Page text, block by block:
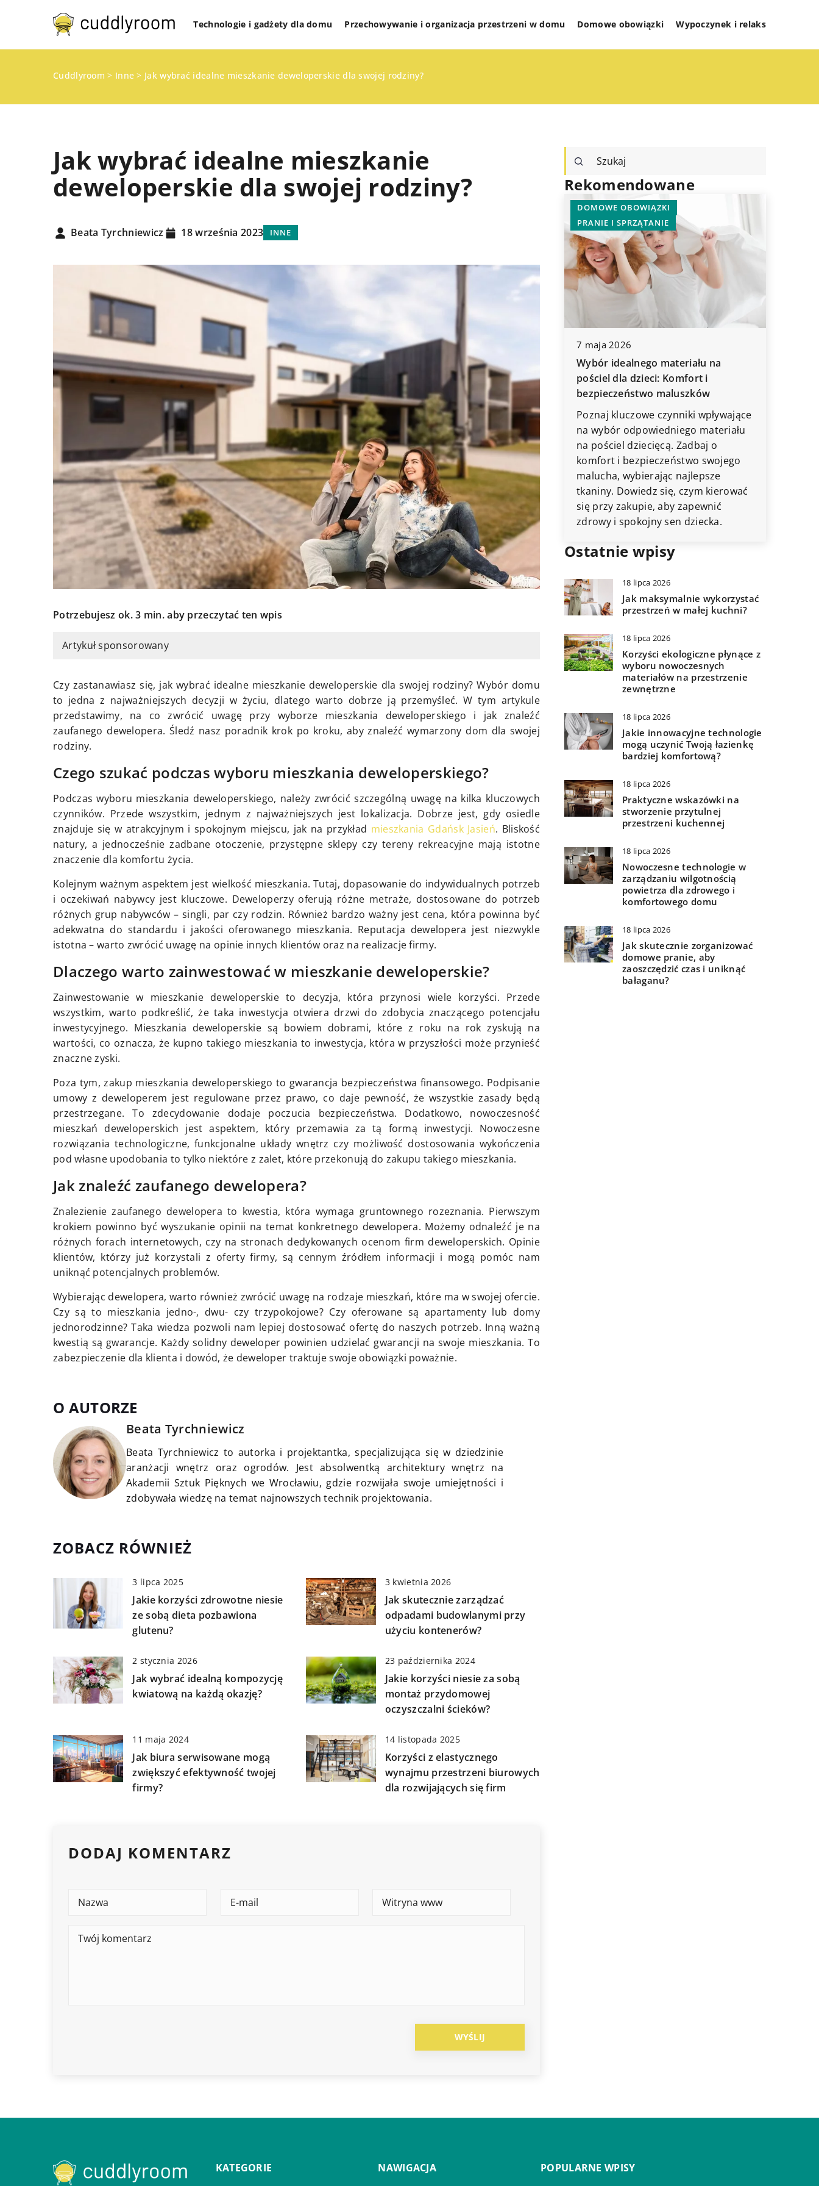
Technologie i gadżety dla domu Przechowywanie i organizacja przestrzeni w domu Domowe obowiązki Wypoczynek i relaks
Cuddlyroom > Inne > Jak wybrać idealne mieszkanie deweloperskie dla swojej rodziny?
Jak wybrać idealne mieszkanie
deweloperskie dla swojej rodziny?
Beata Tyrchniewicz 18 września 2023 INNE
Potrzebujesz ok. 3 min. aby przeczytać ten wpis
Artykuł sponsorowany
Czy zastanawiasz się, jak wybrać idealne mieszkanie deweloperskie dla swojej rodziny? Wybór domu
to jedna z najważniejszych decyzji w życiu, dlatego warto dobrze ją przemyśleć. W tym artykule
przedstawimy, na co zwrócić uwagę przy wyborze mieszkania deweloperskiego i jak znaleźć
zaufanego dewelopera. Śledź nasz poradnik krok po kroku, aby znaleźć wymarzony dom dla swojej
rodziny.
Czego szukać podczas wyboru mieszkania deweloperskiego?
Podczas wyboru mieszkania deweloperskiego, należy zwrócić szczególną uwagę na kilka kluczowych
czynników. Przede wszystkim, jednym z najważniejszych jest lokalizacja. Dobrze jest, gdy osiedle
znajduje się w atrakcyjnym i spokojnym miejscu, jak na przykład mieszkania Gdańsk Jasień. Bliskość
natury, a jednocześnie zadbane otoczenie, przystępne sklepy czy tereny rekreacyjne mają istotne
znaczenie dla komfortu życia.
Kolejnym ważnym aspektem jest wielkość mieszkania. Tutaj, dopasowanie do indywidualnych potrzeb
i oczekiwań nabywcy jest kluczowe. Deweloperzy oferują różne metraże, dostosowane do potrzeb
różnych grup nabywców – singli, par czy rodzin. Również bardzo ważny jest cena, która powinna być
adekwatna do standardu i jakości oferowanego mieszkania. Reputacja dewelopera jest niezwykle
istotna – warto zwrócić uwagę na opinie innych klientów oraz na realizacje firmy.
Dlaczego warto zainwestować w mieszkanie deweloperskie?
Zainwestowanie w mieszkanie deweloperskie to decyzja, która przynosi wiele korzyści. Przede
wszystkim, warto podkreślić, że taka inwestycja otwiera drzwi do zdobycia znaczącego potencjału
inwestycyjnego. Mieszkania deweloperskie są bowiem dobrami, które z roku na rok zyskują na
wartości, co oznacza, że kupno takiego mieszkania to inwestycja, która w przyszłości może przynieść
znaczne zyski.
Poza tym, zakup mieszkania deweloperskiego to gwarancja bezpieczeństwa finansowego. Podpisanie
umowy z deweloperem jest regulowane przez prawo, co daje pewność, że wszystkie zasady będą
przestrzegane. To zdecydowanie dodaje poczucia bezpieczeństwa. Dodatkowo, nowoczesność
mieszkań deweloperskich jest aspektem, który przemawia za tą formą inwestycji. Nowoczesne
rozwiązania technologiczne, funkcjonalne układy wnętrz czy możliwość dostosowania wykończenia
pod własne upodobania to tylko niektóre z zalet, które przekonują do zakupu takiego mieszkania.
Jak znaleźć zaufanego dewelopera?
Znalezienie zaufanego dewelopera to kwestia, która wymaga gruntownego rozeznania. Pierwszym
krokiem powinno być wyszukanie opinii na temat konkretnego dewelopera. Możemy odnaleźć je na
różnych forach internetowych, czy na stronach dedykowanych ocenom firm deweloperskich. Opinie
klientów, którzy już korzystali z oferty firmy, są cennym źródłem informacji i mogą pomóc nam
uniknąć potencjalnych problemów.
Wybierając dewelopera, warto również zwrócić uwagę na rodzaje mieszkań, które ma w swojej ofercie.
Czy są to mieszkania jedno-, dwu- czy trzypokojowe? Czy oferowane są apartamenty lub domy
jednorodzinne? Taka wiedza pozwoli nam lepiej dostosować ofertę do naszych potrzeb. Inną ważną
kwestią są gwarancje. Każdy solidny deweloper powinien udzielać gwarancji na swoje mieszkania. To
zabezpieczenie dla klienta i dowód, że deweloper traktuje swoje obowiązki poważnie.
O AUTORZE
Beata Tyrchniewicz
Beata Tyrchniewicz to autorka i projektantka, specjalizująca się w dziedzinie
aranżacji wnętrz oraz ogrodów. Jest absolwentką architektury wnętrz na
Akademii Sztuk Pięknych we Wrocławiu, gdzie rozwijała swoje umiejętności i
zdobywała wiedzę na temat najnowszych technik projektowania.
ZOBACZ RÓWNIEŻ
3 lipca 2025
Jakie korzyści zdrowotne niesie
ze sobą dieta pozbawiona
glutenu?
3 kwietnia 2026
Jak skutecznie zarządzać
odpadami budowlanymi przy
użyciu kontenerów?
2 stycznia 2026
Jak wybrać idealną kompozycję
kwiatową na każdą okazję?
23 października 2024
Jakie korzyści niesie za sobą
montaż przydomowej
oczyszczalni ścieków?
11 maja 2024
Jak biura serwisowane mogą
zwiększyć efektywność twojej
firmy?
14 listopada 2025
Korzyści z elastycznego
wynajmu przestrzeni biurowych
dla rozwijających się firm
DODAJ KOMENTARZ
Rekomendowane
7 marca 2023
Pralka w łazience
Jednym z urządzeń, które można
znaleźć niemal w każdej łazience jest
pralka.
14 kwietnia 2024
Jak wybrać doskonale pasujące
oświetlenie do twojej jadalni?
Odkryj, jak dobrać oświetlenie do
jadalni, aby stworzyć idealną
atmosferę do każdego posiłku.
Dowiedz się, na co zwrócić uwagę
podczas wyboru lamp i żyrandoli.
DOMOWE OBOWIĄZKI
PRANIE I SPRZĄTANIE
7 maja 2026
Wybór idealnego materiału na
pościel dla dzieci: Komfort i
bezpieczeństwo maluszków
Poznaj kluczowe czynniki wpływające
na wybór odpowiedniego materiału
na pościel dziecięcą. Zadbaj o
komfort i bezpieczeństwo swojego
malucha, wybierając najlepsze
tkaniny. Dowiedz się, czym kierować
się przy zakupie, aby zapewnić
zdrowy i spokojny sen dziecka.
Ostatnie wpisy
18 lipca 2026
Jak maksymalnie wykorzystać
przestrzeń w małej kuchni?
18 lipca 2026
Korzyści ekologiczne płynące z
wyboru nowoczesnych
materiałów na przestrzenie
zewnętrzne
18 lipca 2026
Jakie innowacyjne technologie
mogą uczynić Twoją łazienkę
bardziej komfortową?
18 lipca 2026
Praktyczne wskazówki na
stworzenie przytulnej
przestrzeni kuchennej
18 lipca 2026
Nowoczesne technologie w
zarządzaniu wilgotnością
powietrza dla zdrowego i
komfortowego domu
18 lipca 2026
Jak skutecznie zorganizować
domowe pranie, aby
zaoszczędzić czas i uniknąć
bałaganu?
KATEGORIE NAWIGACJA POPULARNE WPISY